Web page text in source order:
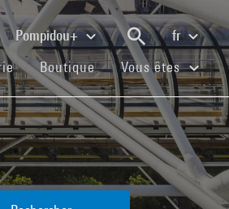
Pompidou+
fr
(current)Boutique(current)Vous êtes